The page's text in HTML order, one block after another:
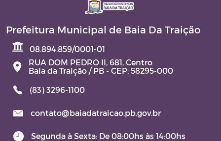
Prefeitura Municipal de Baia Da Traição
08.894.859/0001-01
RUA DOM PEDRO II, 681, Centro
Baía da Traição / PB - CEP: 58295-000
(83) 3296-1100
contato@baiadatraicao.pb.gov.br
Segunda à Sexta: De 08:00hs às 14:00hs